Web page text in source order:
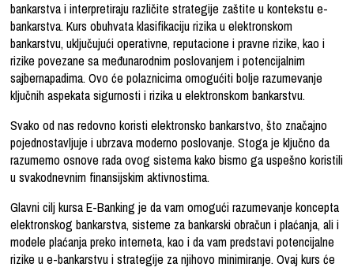
bankarstva i interpretiraju različite strategije zaštite u kontekstu e-
bankarstva. Kurs obuhvata klasifikaciju rizika u elektronskom
bankarstvu, uključujući operativne, reputacione i pravne rizike, kao i
rizike povezane sa međunarodnim poslovanjem i potencijalnim
sajbernapadima. Ovo će polaznicima omogućiti bolje razumevanje
ključnih aspekata sigurnosti i rizika u elektronskom bankarstvu.
Svako od nas redovno koristi elektronsko bankarstvo, što značajno
pojednostavljuje i ubrzava moderno poslovanje. Stoga je ključno da
razumemo osnove rada ovog sistema kako bismo ga uspešno koristili
u svakodnevnim finansijskim aktivnostima.
Glavni cilj kursa E-Banking je da vam omogući razumevanje koncepta
elektronskog bankarstva, sisteme za bankarski obračun i plaćanja, ali i
modele plaćanja preko interneta, kao i da vam predstavi potencijalne
rizike u e-bankarstvu i strategije za njihovo minimiranje. Ovaj kurs će